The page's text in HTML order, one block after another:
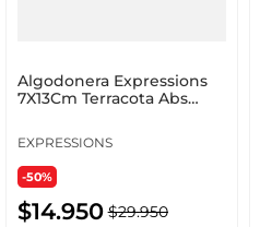
Algodonera Expressions
7X13Cm Terracota Abs
EXPRESSIONS
-50%
$14.950 $29.950